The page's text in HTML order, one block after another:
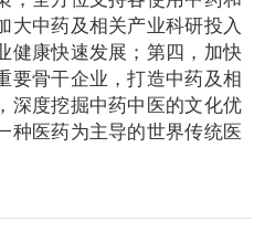
大中药及相关产业科研投入
健康快速发展；第四，加快
要骨干企业，打造中药及相
深度挖掘中药中医的文化优
种医药为主导的世界传统医